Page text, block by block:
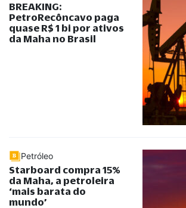
BREAKING:
PetroRecôncavo paga
quase R$ 1 bi por ativos
da Maha no Brasil
Petróleo
Starboard compra 15%
da Maha, a petroleira
‘mais barata do
mundo’